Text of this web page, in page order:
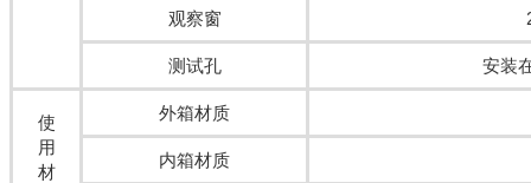
观察窗
测试孔 安装
使
用
材
外箱材质
内箱材质